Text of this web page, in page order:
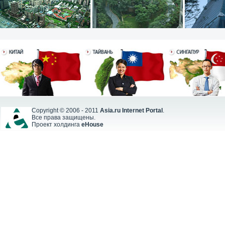
Copyright © 2006 - 2011 Asia.ru Internet Portal .
Все права защищены.
Проект холдинга eHouse